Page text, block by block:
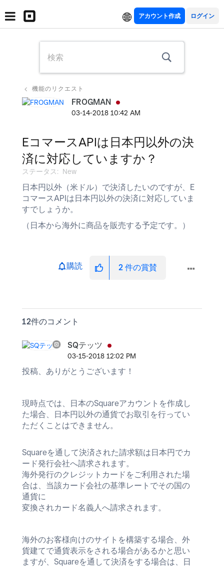
アカウント作成
機能のリクエスト
FROGMAN
‎03-14-2018 10:42 AM
EコマースAPIは日本円以外の決
済に対応していますか？
ステータス: New
日本円以外（米ドル）で決済したいのですが、E
コマースAPIは日本円以外の決済に対応していま
すでしょうか。
（日本から海外に商品を販売する予定です。）
購読 2 件の賞賛
12件のコメント
SQテッツ
‎03-15-2018 12:02 PM
投稿、ありがとうございます！
現時点では、日本のSquareアカウントを作成し
た場合、日本円以外の通貨でお取引を行ってい
ただくことはできません。
Squareを通して決済された請求額は日本円でカ
ード発行会社へ請求されます。
海外発行のクレジットカードをご利用された場
合は、当該カード会社の基準レートでその国の
通貨に
変換されカード名義人へ請求されます。
海外のお客様向けのサイトを構築する場合、外
貨建てで通貨表示をされる場合があるかと思い
ますが、Squareを通して決済をする場合は、日